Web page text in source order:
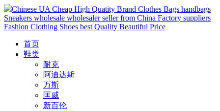
Chinese UA Cheap High Quatity Brand Clothes Bags handbags
Sneakers wholesale wholesaler seller from China Factory suppliers
Fashion Clothing Shoes best Quality Beautiful Price
首页
鞋类
耐克
阿迪达斯
万斯
匡威
新百伦